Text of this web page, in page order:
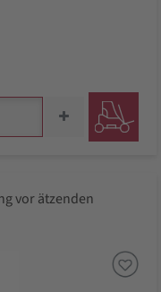
vor ätzenden